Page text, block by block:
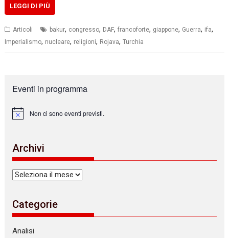
LEGGI DI PIÙ
Articoli bakur, congresso, DAF,francoforte, giappone, Guerra, ifa,
Imperialismo, nucleare, religioni, Rojava,Turchia
Eventi in programma
N
c
e
Non ci sono eventi previsti.
Archivi
Archivi
Categorie
Analisi